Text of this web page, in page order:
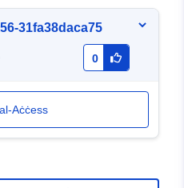
31fa38daca75
0
Aċċess